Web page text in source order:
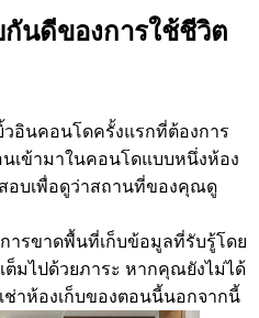
นดีของการใช้ชีวิต
อินคอนโดครั้งแรกที่ต้องการ
เข้ามาในคอนโดแบบหนึ่งห้อง
อบเพื่อดูว่าสถานที่ของคุณดู
ารขาดพื้นที่เก็บข้อมูลที่รับรู้โดย
ต็มไปด้วยภาระ หากคุณยังไม่ได้
าห้องเก็บของตอนนี้นอกจากนี้